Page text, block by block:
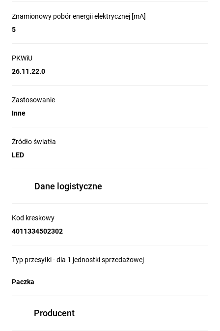
Znamionowy pobór energii elektrycznej [mA]
5
PKWiU
26.11.22.0
Zastosowanie
Inne
Źródło światła
LED
Dane logistyczne
Kod kreskowy
4011334502302
Typ przesyłki - dla 1 jednostki sprzedażowej
Paczka
Producent